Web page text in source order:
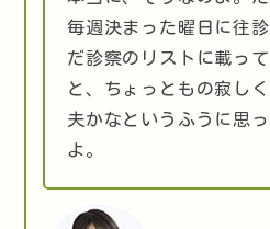
毎週決まった曜日に往
だ診察のリストに載っ
と、ちょっともの寂し
夫かなというふうに思
よ。